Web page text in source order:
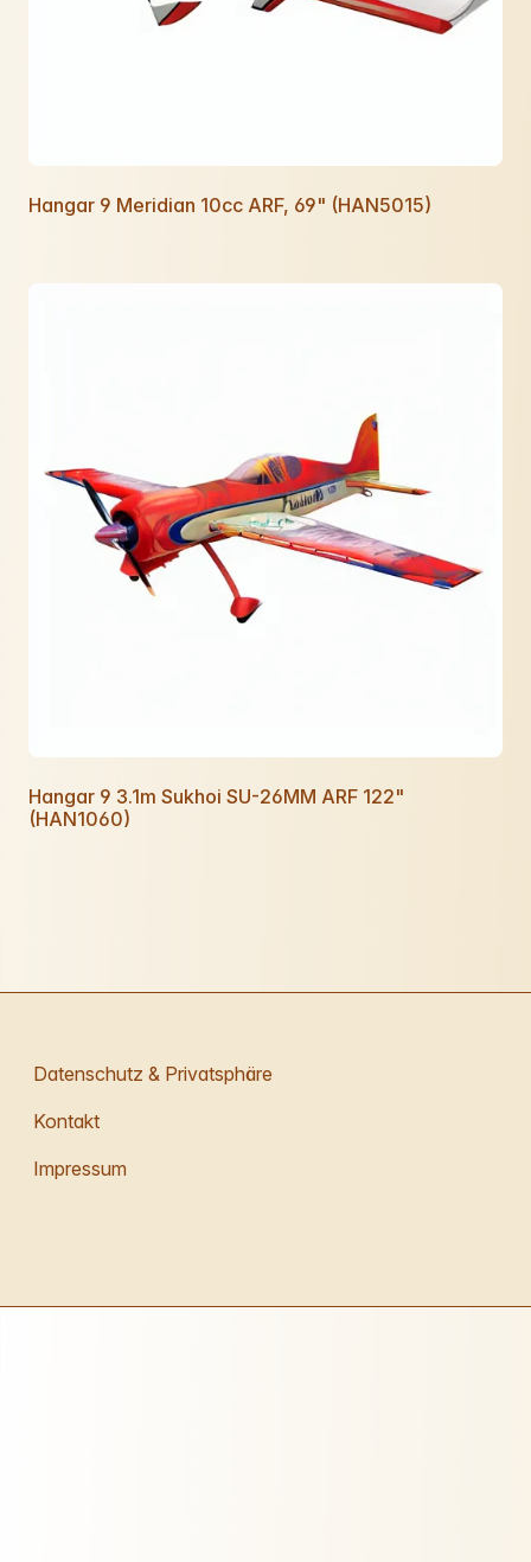
Hangar 9 Meridian 10cc ARF, 69" (HAN5015)
Hangar 9 3.1m Sukhoi SU-26MM ARF 122"
(HAN1060)
Datenschutz & Privatsphäre
Kontakt
Impressum